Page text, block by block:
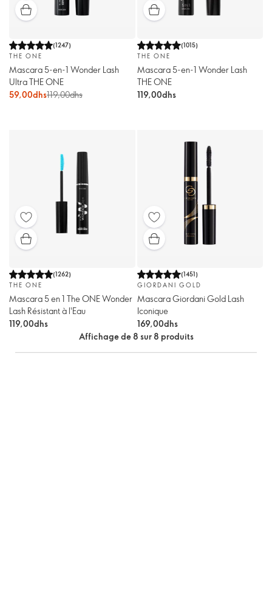
(1247)
THE ONE
Mascara 5-en-1 Wonder Lash
Ultra THE ONE
59,00dhs119,00dhs
(1015)
THE ONE
Mascara 5-en-1 Wonder Lash
THE ONE
119,00dhs
(1262)
THE ONE
Mascara 5 en 1 The ONE Wonder
Lash Résistant à l'Eau
119,00dhs
(1451)
GIORDANI GOLD
Mascara Giordani Gold Lash
Iconique
169,00dhs
Affichage de 8 sur 8 produits